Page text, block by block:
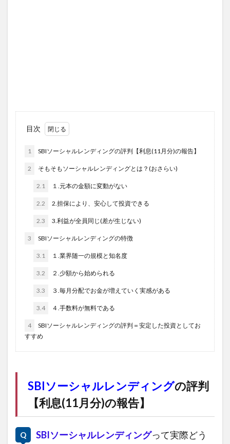
目次
1 SBIソーシャルレンディングの評判【利息(11月分)の報告】
2 そもそもソーシャルレンディングとは？(おさらい)
2.1 １.元本の金額に変動がない
2.2 2.担保により、安心して投資できる
2.3 3.利益が全員同じ(差が生じない)
3 SBIソーシャルレンディングの特徴
3.1 １.業界随一の規模と知名度
3.2 ２.少額から始められる
3.3 ３.毎月分配でお金が増えていく実感がある
3.4 ４.手数料が無料である
4
SBIソーシャルレンディングの評判＝安定した投資としてお
すすめ
SBIソーシャルレンディングの評判
【利息(11月分)の報告】
SBIソーシャルレンディングって実際どう